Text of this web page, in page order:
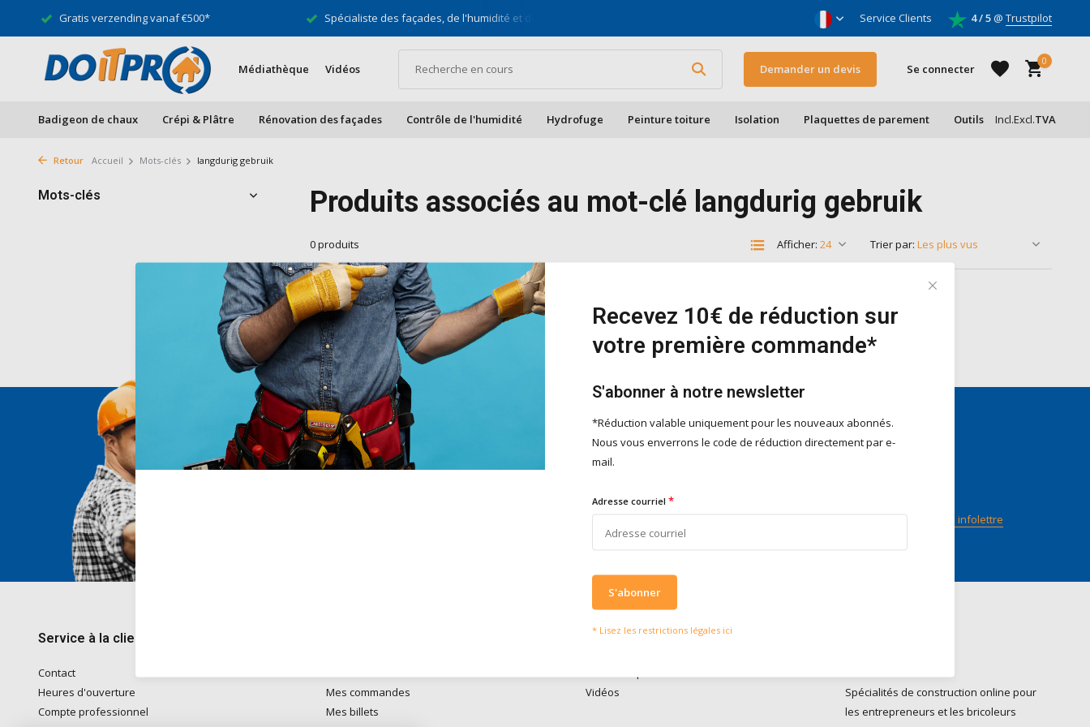
Gratis verzending vanaf €500* Spécialiste des façades, de l'humidité et des toits Pour bricoleurs & entrepreneurs Service Clients 4 / 5@ Trustpilot
Médiathèque Vidéos Demander un devis Se connecter
0
Badigeon de chaux Crépi & Plâtre Rénovation des façades Contrôle de l'humidité Hydrofuge Peinture toiture Isolation Plaquettes de parement Outils Incl.Excl.TVA
Retour Accueil Mots-clés langdurig gebruik
Mots-clés Produits associés au mot-clé langdurig gebruik
0 produits Afficher: Trier par:
Aucun produit n'a été trouvé...
Nous serons heureux d'aider Ce que disent nos clients
de4 / 5
Suivez-nous
Abonnez-vous à notre infolettre
Service à la clientèle
Contact
Heures d'ouverture
Compte professionnel
Mes commandes
Mes billets
Informations
Vidéos
Spécialités de construction online pour
les entrepreneurs et les bricoleurs
Recevez 10€ de réduction sur
votre première commande*
S'abonner à notre newsletter
*Réduction valable uniquement pour les nouveaux abonnés.
Nous vous enverrons le code de réduction directement par e-
mail.
Adresse courriel *
S'abonner
* Lisez les restrictions légales ici